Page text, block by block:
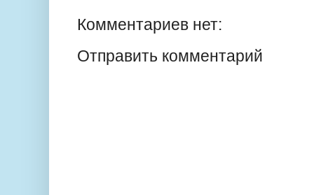
Комментариев нет:
Отправить комментарий